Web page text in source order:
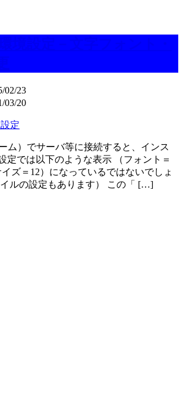
02/23
03/20
定
ム）でサーバ等に接続すると、インス
定では以下のような表示 （フォント＝
ズ＝12）になっているではないでしょ
ルの設定もあります） この「 […]